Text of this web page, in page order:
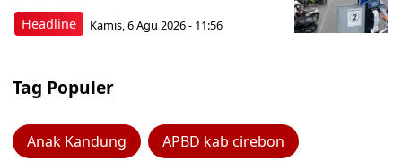
Headline Kamis, 6 Agu 2026 - 11:56
Tag Populer
Anak Kandung APBD kab cirebon